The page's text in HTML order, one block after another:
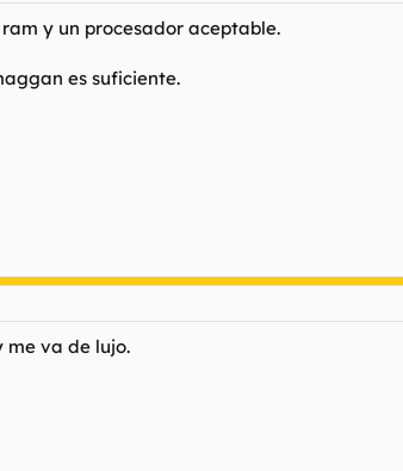
y un procesador aceptable.
es suficiente.
me va de lujo.